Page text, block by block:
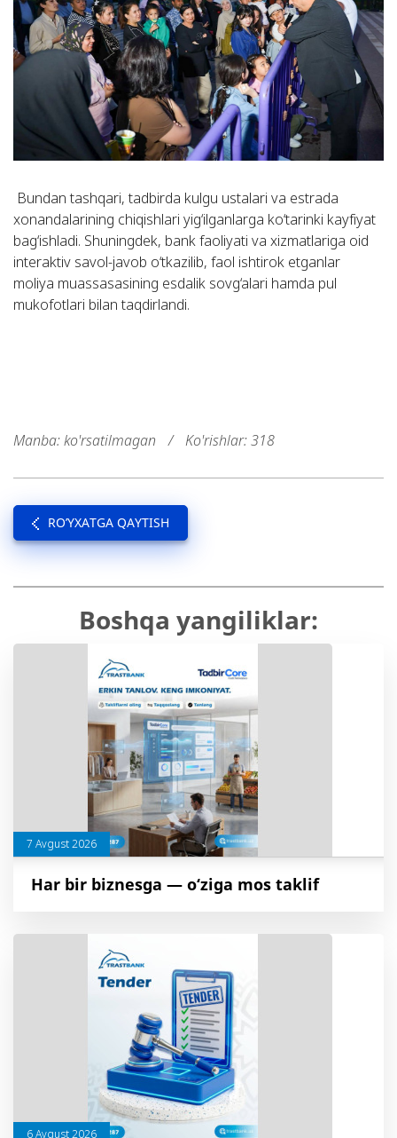
Bundan tashqari, tadbirda kulgu ustalari va estrada
xonandalarining chiqishlari yig‘ilganlarga ko‘tarinki kayfiyat
bag‘ishladi. Shuningdek, bank faoliyati va xizmatlariga oid
interaktiv savol-javob o‘tkazilib, faol ishtirok etganlar
moliya muassasasining esdalik sovg‘alari hamda pul
mukofotlari bilan taqdirlandi.
Manba: ko'rsatilmagan / Ko'rishlar: 318
RO’YXATGA QAYTISH
Boshqa yangiliklar:
7 Avgust 2026
Har bir biznesga — o‘ziga mos taklif
6 Avgust 2026